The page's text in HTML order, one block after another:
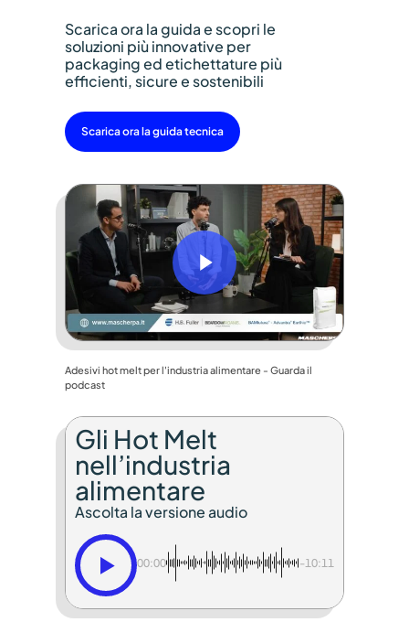
Scarica ora la guida e scopri le
soluzioni più innovative per
packaging ed etichettature più
efficienti, sicure e sostenibili
Scarica ora la guida tecnica
Play Video
Play Video
Adesivi hot melt per l'industria alimentare - Guarda il
podcast
Gli Hot Melt
nell’industria
alimentare
Ascolta la versione audio
00:00 -10:11